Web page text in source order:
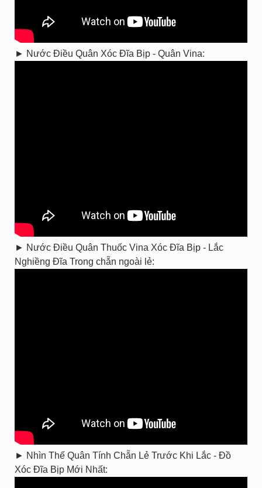
► Nước Điều Quân Xóc Đĩa Bịp - Quân Vina:
► Nước Điều Quân Thuốc Vina Xóc Đĩa Bịp - Lắc
Nghiềng Đĩa Trong chẵn ngoài lẻ:
► Nhìn Thế Quân Tính Chẵn Lẻ Trước Khi Lắc - Đồ
Xóc Đĩa Bịp Mới Nhất: